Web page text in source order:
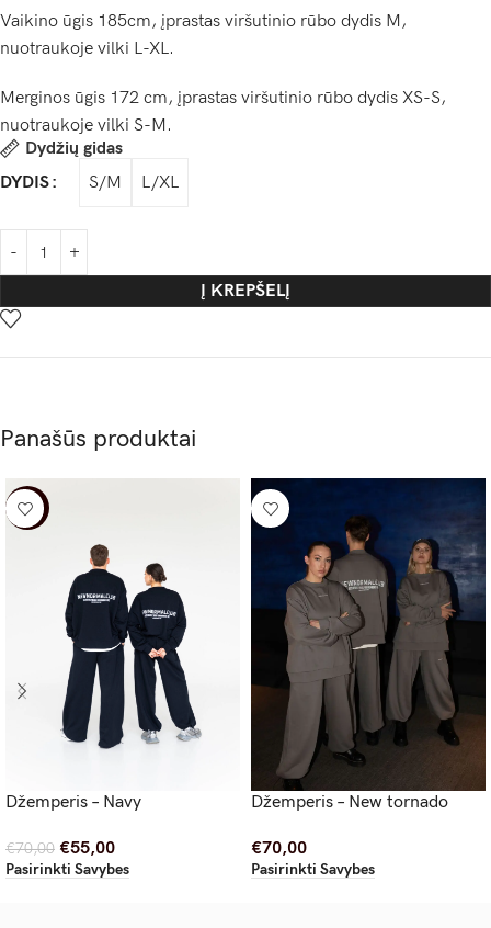
Vaikino ūgis 185cm, įprastas viršutinio rūbo dydis M,
nuotraukoje vilki L-XL.
Merginos ūgis 172 cm, įprastas viršutinio rūbo dydis XS-S,
nuotraukoje vilki S-M.
Dydžių gidas
DYDIS
S/M L/XL
Į KREPŠELĮ
Panašūs produktai
-21%
Džemperis – Navy
€70,00 €55,00
Pasirinkti Savybes
Džemperis – New tornado
€70,00
Pasirinkti Savybes